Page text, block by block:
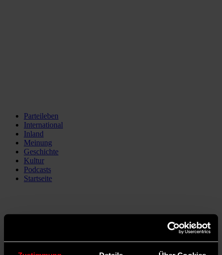
Parteileben
International
Inland
Meinung
Geschichte
Kultur
Podcasts
Startseite